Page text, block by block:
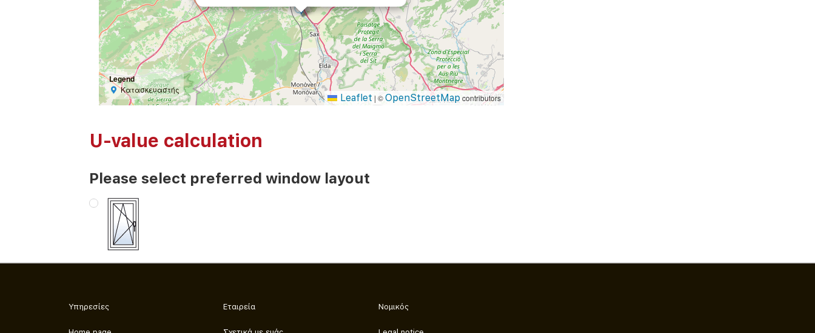
Legend
Κατασκευαστής
Leaflet | ©OpenStreetMap contributors
U-value calculation
Please select preferred window layout
Υπηρεσίες Εταιρεία Νομικός